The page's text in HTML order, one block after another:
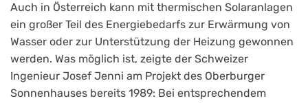
Auch in Österreich kann mit thermischen Solaranlagen
ein großer Teil des Energiebedarfs zur Erwärmung von
Wasser oder zur Unterstützung der Heizung gewonnen
werden. Was möglich ist, zeigte der Schweizer
Ingenieur Josef Jenni am Projekt des Oberburger
Sonnenhauses bereits 1989: Bei entsprechendem